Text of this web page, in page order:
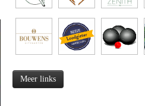
Meer links